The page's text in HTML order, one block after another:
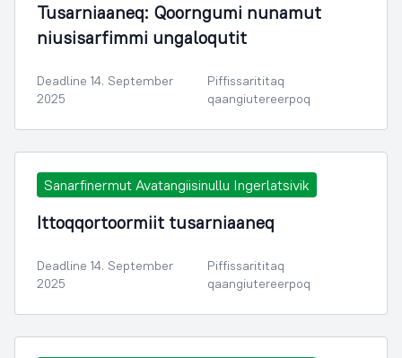
Tusarniaaneq: Qoorngumi nunamut
niusisarfimmi ungaloqutit
Deadline 14. September
2025
Piffissarititaq
qaangiutereerpoq
Sanarfinermut Avatangiisinullu Ingerlatsivik
Ittoqqortoormiit tusarniaaneq
Deadline 14. September
2025
Piffissarititaq
qaangiutereerpoq